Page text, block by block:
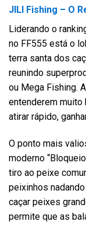
JILI Fishing – O
Liderando o
no FF555 está o
terra santa dos
reunindo
ou Mega Fishing.
entenderem
atirar rápido,
O ponto mais
moderno
tiro ao peixe
peixinhos
caçar peixes
permite que as